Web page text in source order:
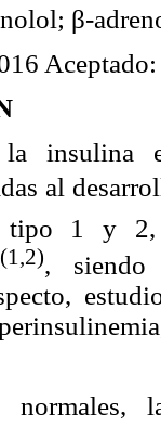
β-
insulina
al
tipo 1 y 2,
(1,2), siendo
normales,